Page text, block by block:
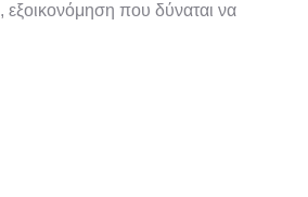
που δύναται να